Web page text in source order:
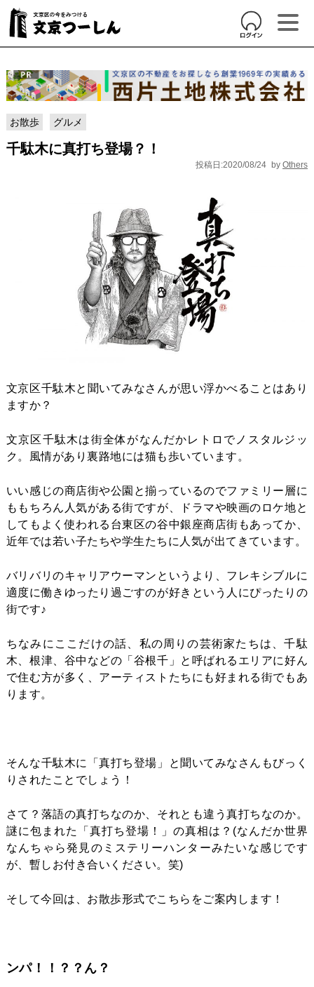
お散歩 グルメ
千駄木に真打ち登場？！
投稿日:2020/08/24 byOthers
文京区千駄木と聞いてみなさんが思い浮かべることはあり
ますか？
文京区千駄木は街全体がなんだかレトロでノスタルジッ
ク。風情があり裏路地には猫も歩いています。
いい感じの商店街や公園と揃っているのでファミリー層に
ももちろん人気がある街ですが、ドラマや映画のロケ地と
してもよく使われる台東区の谷中銀座商店街もあってか、
近年では若い子たちや学生たちに人気が出てきています。
バリバリのキャリアウーマンというより、フレキシブルに
適度に働きゆったり過ごすのが好きという人にぴったりの
街です♪
ちなみにここだけの話、私の周りの芸術家たちは、千駄
木、根津、谷中などの「谷根千」と呼ばれるエリアに好ん
で住む方が多く、アーティストたちにも好まれる街でもあ
ります。
そんな千駄木に「真打ち登場」と聞いてみなさんもびっく
りされたことでしょう！
さて？落語の真打ちなのか、それとも違う真打ちなのか。
謎に包まれた「真打ち登場！」の真相は？(なんだか世界
なんちゃら発見のミステリーハンターみたいな感じです
が、暫しお付き合いください。笑)
そして今回は、お散歩形式でこちらをご案内します！
ンパ！！？？ん？